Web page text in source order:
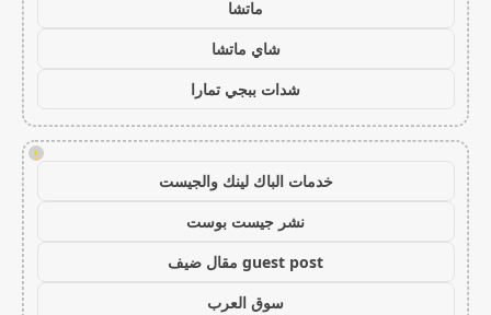
ماتشا
شاي ماتشا
شدات ببجي تمارا
!
خدمات الباك لينك والجيست
نشر جيست بوست
guest post مقال ضيف
سوق العرب